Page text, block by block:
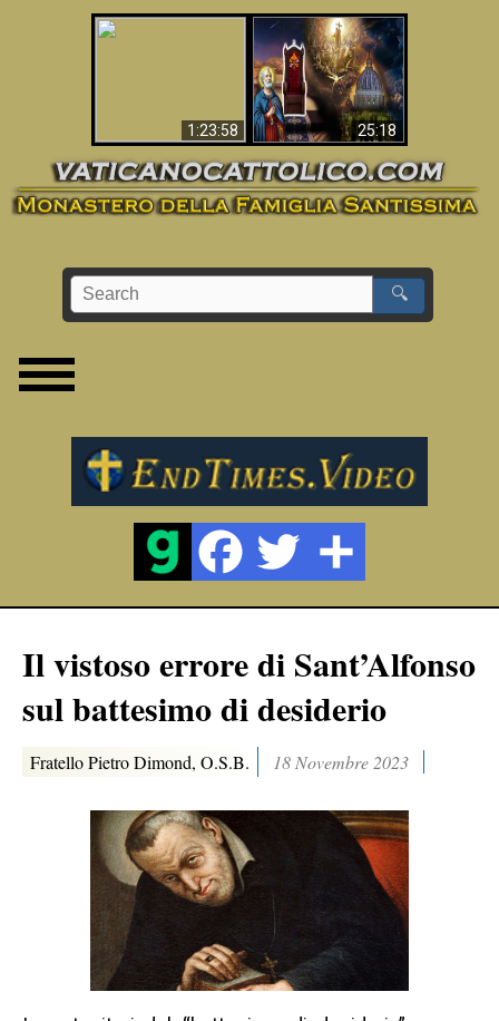
1:23:58 25:18
La Bibbia ha previsto
70 anni senza Papa?
🔍
Il vistoso errore di Sant’Alfonso
sul battesimo di desiderio
Fratello Pietro Dimond, O.S.B. 18 Novembre 2023